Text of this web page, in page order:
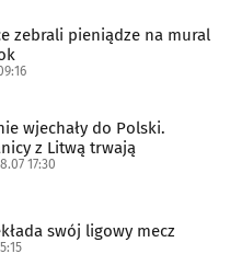
zebrali pieniądze na mural
wjechały do Polski.
z Litwą trwają
17:30
swój ligowy mecz